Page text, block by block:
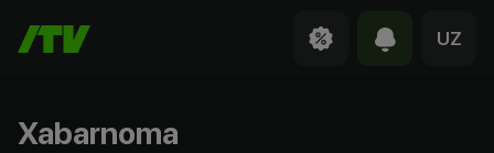
UZ
Xabarnoma